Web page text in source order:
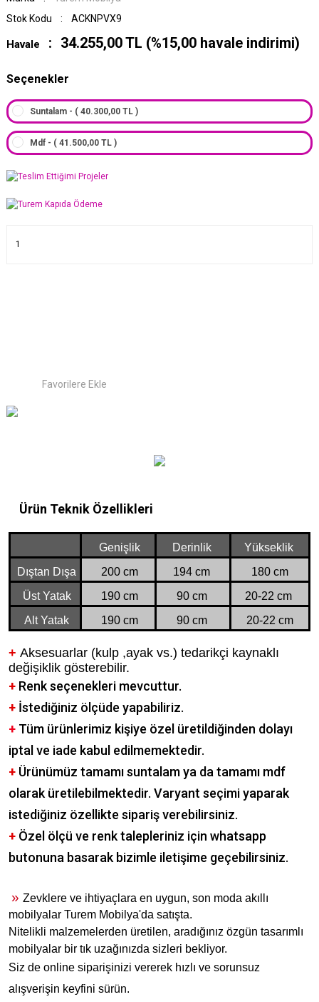
Stok Kodu
ACKNPVX9
Havale 34.255,00 TL (%15,00 havale indirimi)
Seçenekler
Suntalam - ( 40.300,00 TL )
Mdf - ( 41.500,00 TL )
Ürün Teknik Özellikleri
Genişlik Derinlik
Yükseklik
Dıştan Dışa
200 cm 194 cm
180 cm
Üst Yatak
190 cm 90 cm
20-22 cm
Alt Yatak
190 cm 90 cm 20-22 cm
+ Aksesuarlar (kulp ,ayak vs.) tedarikçi kaynaklı
değişiklik gösterebilir.
+ Renk seçenekleri mevcuttur.
+ İstediğiniz ölçüde yapabiliriz.
+ Tüm ürünlerimiz kişiye özel üretildiğinden dolayı
iptal ve iade kabul edilmemektedir.
+ Ürünümüz tamamı suntalam ya da tamamı mdf
olarak üretilebilmektedir. Varyant seçimi yaparak
istediğiniz özellikte sipariş verebilirsiniz.
+ Özel ölçü ve renk talepleriniz için whatsapp
butonuna basarak bizimle iletişime geçebilirsiniz.
» Zevklere ve ihtiyaçlara en uygun, son moda akıllı
mobilyalar Turem Mobilya'da satışta.
Nitelikli malzemelerden üretilen, aradığınız özgün tasarımlı
mobilyalar bir tık uzağınızda sizleri bekliyor.
Siz de online siparişinizi vererek hızlı ve sorunsuz
alışverişin keyfini sürün.